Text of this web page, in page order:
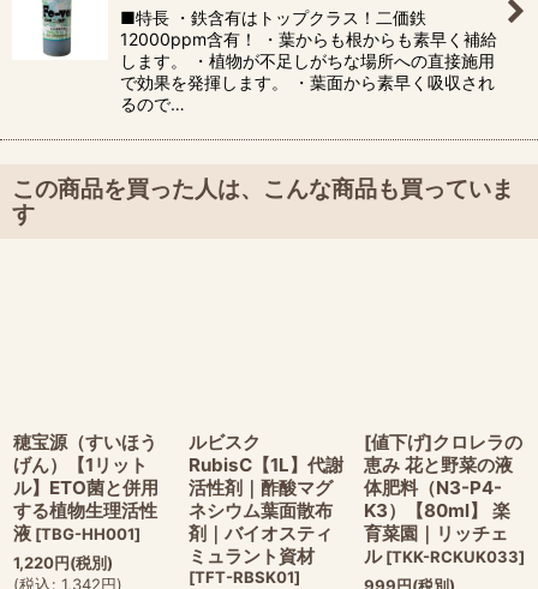
■特長 ・鉄含有はトップクラス！二価鉄
12000ppm含有！ ・葉からも根からも素早く補給
します。 ・植物が不足しがちな場所への直接施用
で効果を発揮します。 ・葉面から素早く吸収され
るので…
この商品を買った人は、こんな商品も買っていま
す
穂宝源（すいほう
げん）【1リット
ル】ETO菌と併用
する植物生理活性
液 [TBG-HH001]
1,220円(税別)
(税込: 1,342円)
ルビスク
RubisC【1L】代謝
活性剤｜酢酸マグ
ネシウム葉面散布
剤｜バイオスティ
ミュラント資材
[TFT-RBSK01]
[値下げ]クロレラの
恵み 花と野菜の液
体肥料（N3-P4-
K3）【80ml】 楽
育菜園｜リッチェ
ル [TKK-RCKUK033]